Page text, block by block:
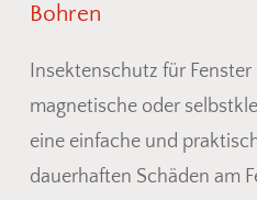
Bohren
Insektenschutz für
magnetische oder
eine einfache und
dauerhaften Schäden am